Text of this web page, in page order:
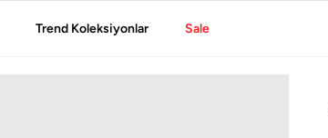
Trend Koleksiyonlar Sale